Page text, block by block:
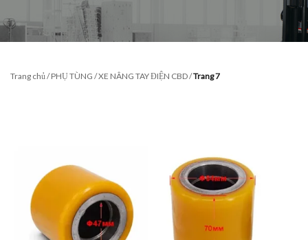
Trang chủ/PHỤ TÙNG /XE NÂNG TAY ĐIỆN CBD/Trang 7